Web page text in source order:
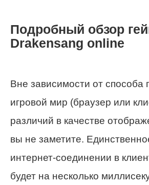
Подробный обзор
Drakensang online
Вне зависимости от способа
игровой мир (браузер или
различий в качестве
вы не заметите.
интернет-соединении в
будет на несколько